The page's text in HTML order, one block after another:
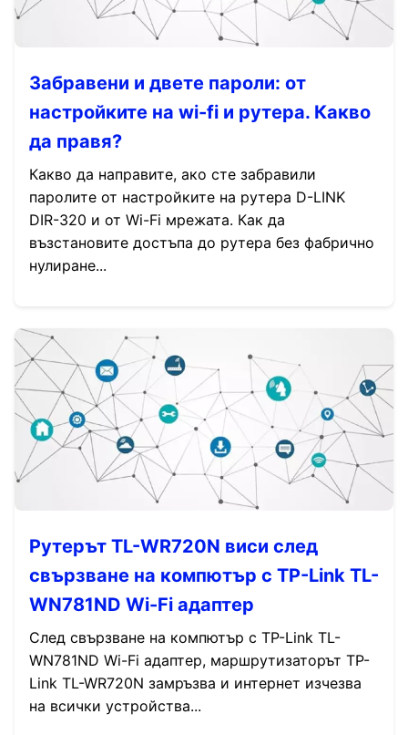
Забравени и двете пароли: от
настройките на wi-fi и рутера. Какво
да правя?
Какво да направите, ако сте забравили
паролите от настройките на рутера D-LINK
DIR-320 и от Wi-Fi мрежата. Как да
възстановите достъпа до рутера без фабрично
нулиране...
Рутерът TL-WR720N виси след
свързване на компютър с TP-Link TL-
WN781ND Wi-Fi адаптер
След свързване на компютър с TP-Link TL-
WN781ND Wi-Fi адаптер, маршрутизаторът TP-
Link TL-WR720N замръзва и интернет изчезва
на всички устройства...